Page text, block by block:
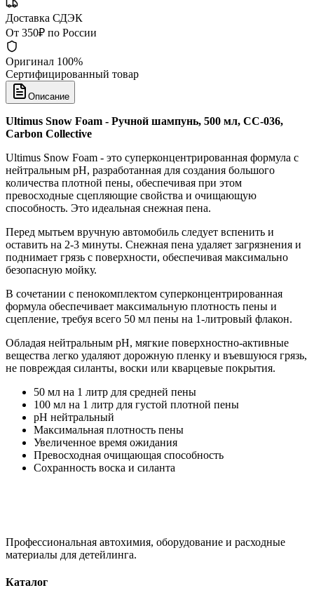
Доставка СДЭК
От 350₽ по России
Оригинал 100%
Сертифицированный товар
Описание
Ultimus Snow Foam - Ручной шампунь, 500 мл, CC-036,
Carbon Collective
Ultimus Snow Foam - это суперконцентрированная формула с
нейтральным pH, разработанная для создания большого
количества плотной пены, обеспечивая при этом
превосходные сцепляющие свойства и очищающую
способность. Это идеальная снежная пена.
Перед мытьем вручную автомобиль следует вспенить и
оставить на 2-3 минуты. Снежная пена удаляет загрязнения и
поднимает грязь с поверхности, обеспечивая максимально
безопасную мойку.
В сочетании с пенокомплектом суперконцентрированная
формула обеспечивает максимальную плотность пены и
сцепление, требуя всего 50 мл пены на 1-литровый флакон.
Обладая нейтральным pH, мягкие поверхностно-активные
вещества легко удаляют дорожную пленку и въевшуюся грязь,
не повреждая силанты, воски или кварцевые покрытия.
50 мл на 1 литр для средней пены
100 мл на 1 литр для густой плотной пены
pH нейтральный
Максимальная плотность пены
Увеличенное время ожидания
Превосходная очищающая способность
Сохранность воска и силанта
Профессиональная автохимия, оборудование и расходные
материалы для детейлинга.
Каталог